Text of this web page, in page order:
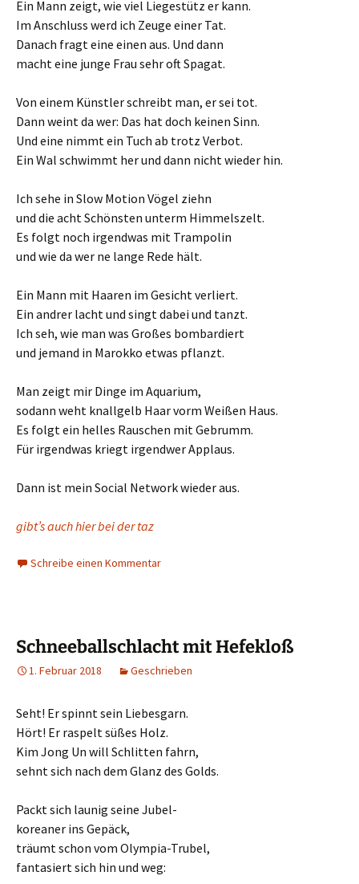
Ein Mann zeigt, wie viel Liegestütz er kann.
Im Anschluss werd ich Zeuge einer Tat.
Danach fragt eine einen aus. Und dann
macht eine junge Frau sehr oft Spagat.
Von einem Künstler schreibt man, er sei tot.
Dann weint da wer: Das hat doch keinen Sinn.
Und eine nimmt ein Tuch ab trotz Verbot.
Ein Wal schwimmt her und dann nicht wieder hin.
Ich sehe in Slow Motion Vögel ziehn
und die acht Schönsten unterm Himmelszelt.
Es folgt noch irgendwas mit Trampolin
und wie da wer ne lange Rede hält.
Ein Mann mit Haaren im Gesicht verliert.
Ein andrer lacht und singt dabei und tanzt.
Ich seh, wie man was Großes bombardiert
und jemand in Marokko etwas pflanzt.
Man zeigt mir Dinge im Aquarium,
sodann weht knallgelb Haar vorm Weißen Haus.
Es folgt ein helles Rauschen mit Gebrumm.
Für irgendwas kriegt irgendwer Applaus.
Dann ist mein Social Network wieder aus.
gibt’s auch hier bei der taz
Schreibe einen Kommentar
Schneeballschlacht mit Hefekloß
1. Februar 2018 Geschrieben
Seht! Er spinnt sein Liebesgarn.
Hört! Er raspelt süßes Holz.
Kim Jong Un will Schlitten fahrn,
sehnt sich nach dem Glanz des Golds.
Packt sich launig seine Jubel-
koreaner ins Gepäck,
träumt schon vom Olympia-Trubel,
fantasiert sich hin und weg: